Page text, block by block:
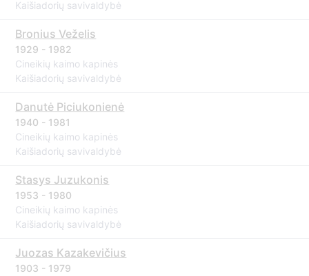
Kaišiadorių savivaldybė
Bronius Veželis
1929 - 1982
Cineikių kaimo kapinės
Kaišiadorių savivaldybė
Danutė Piciukonienė
1940 - 1981
Cineikių kaimo kapinės
Kaišiadorių savivaldybė
Stasys Juzukonis
1953 - 1980
Cineikių kaimo kapinės
Kaišiadorių savivaldybė
Juozas Kazakevičius
1903 - 1979